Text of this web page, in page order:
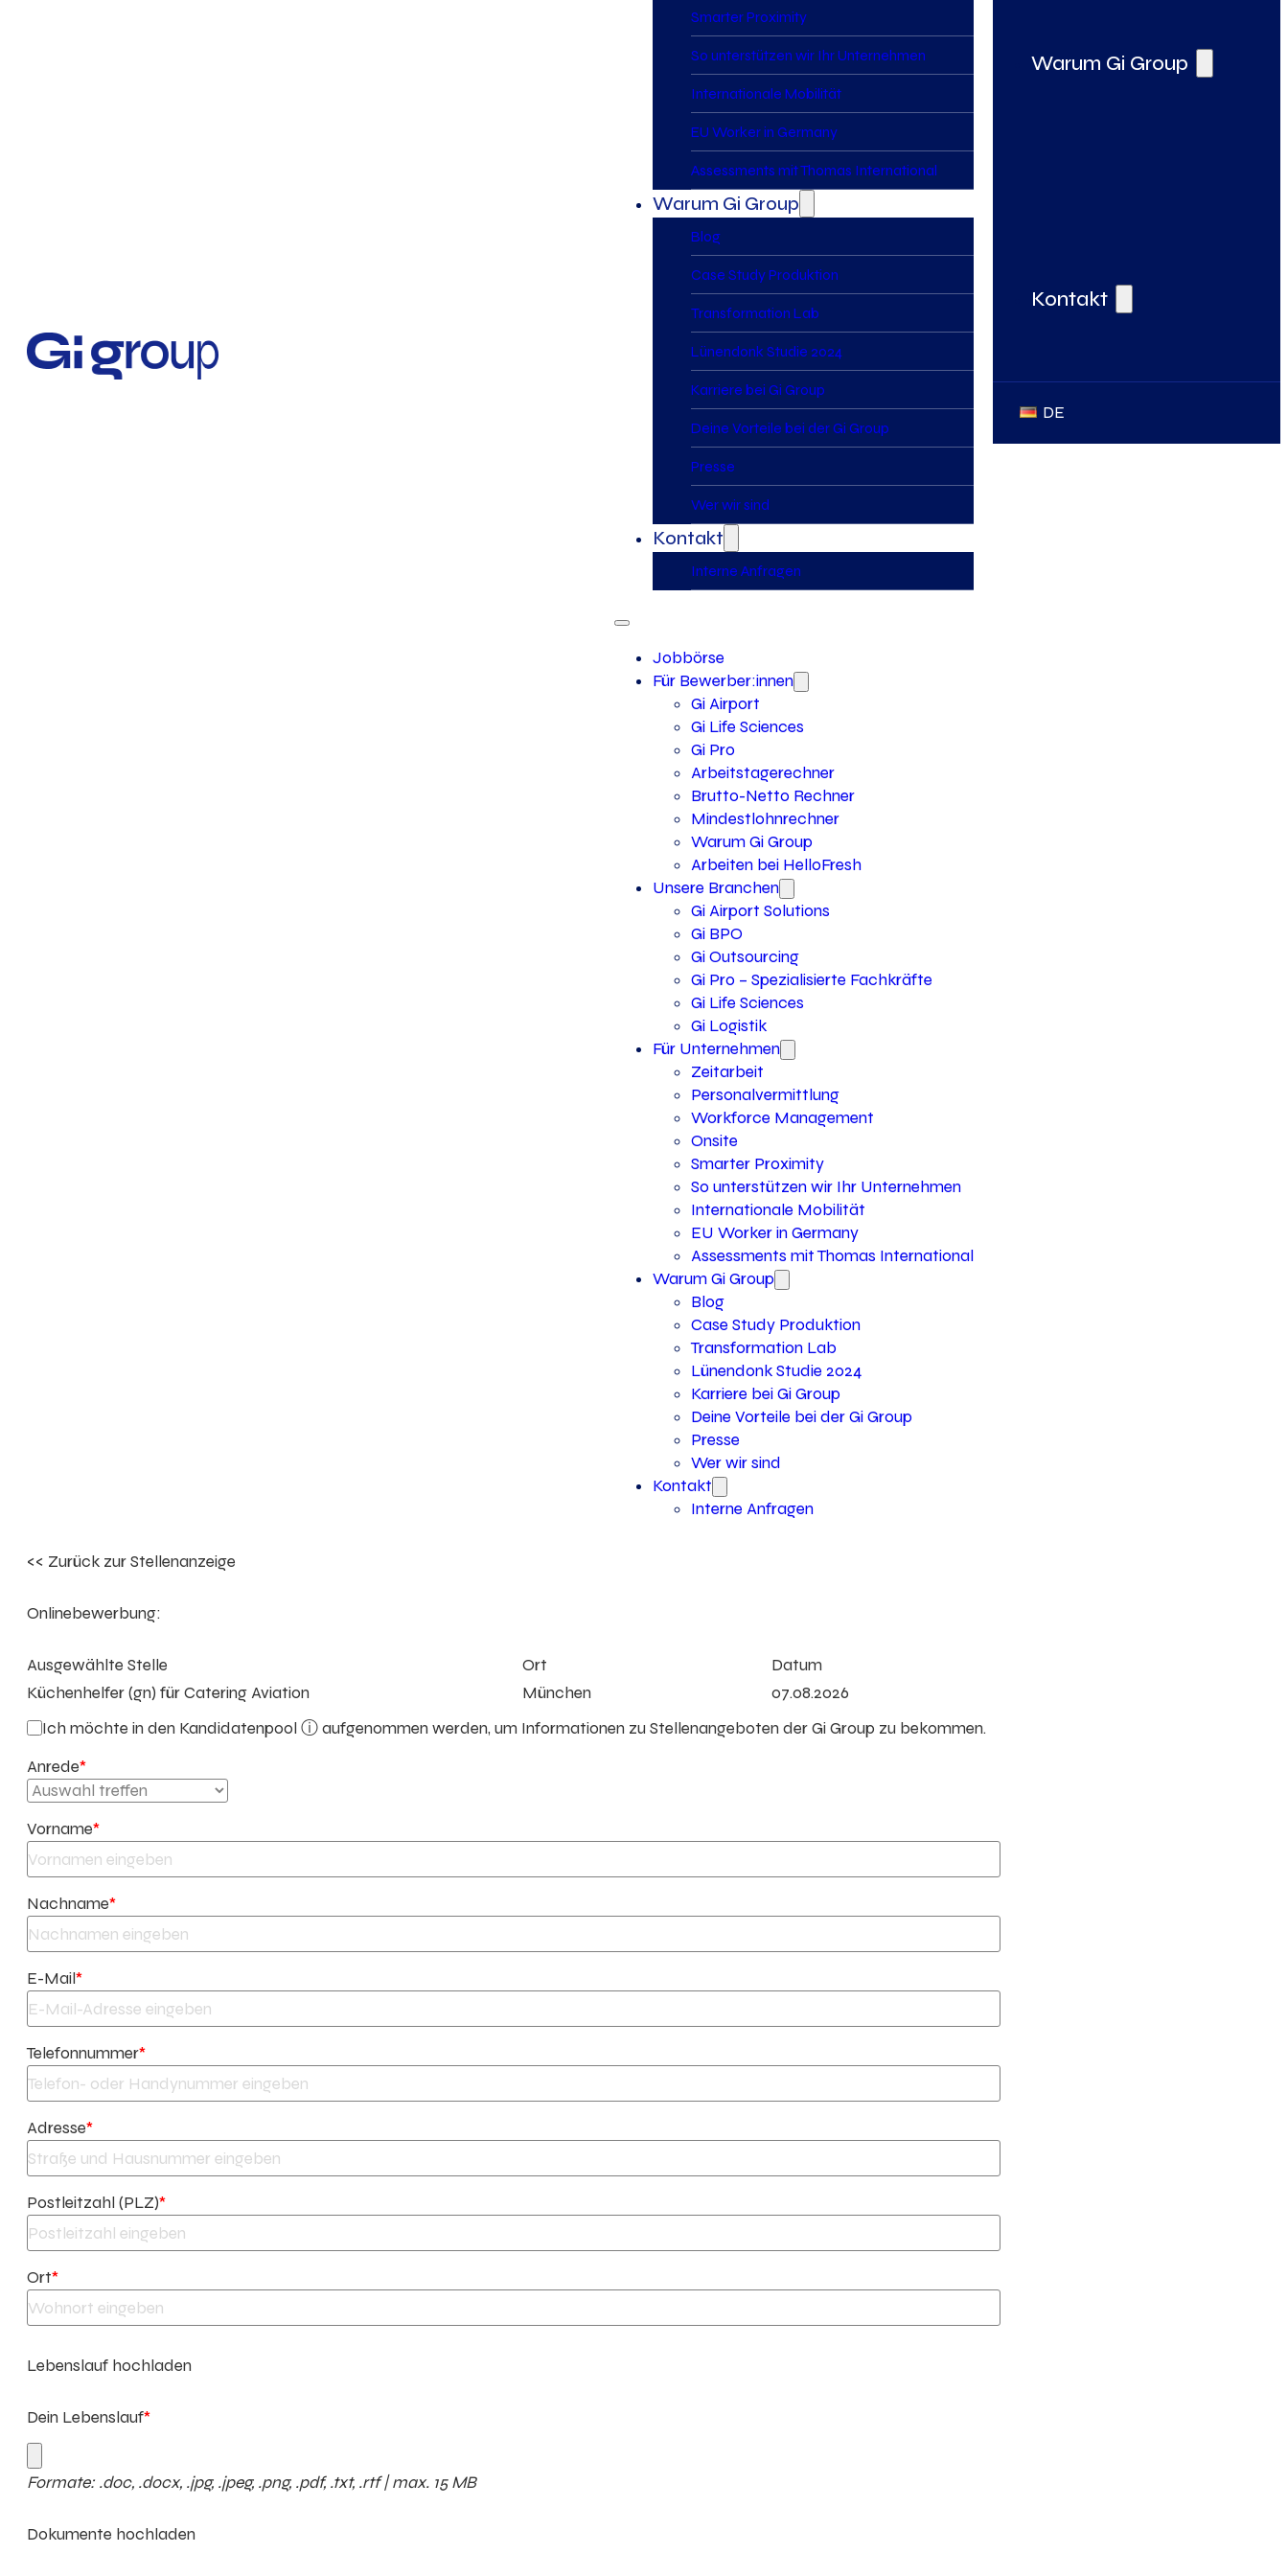
Smarter Proximity
So unterstützen wir Ihr Unternehmen
Internationale Mobilität
EU Worker in Germany
Assessments mit Thomas International
Warum Gi Group
Blog
Case Study Produktion
Transformation Lab
Lünendonk Studie 2024
Karriere bei Gi Group
Deine Vorteile bei der Gi Group
Presse
Wer wir sind
Kontakt
Interne Anfragen
Jobbörse
Für Bewerber:innen
Gi Airport
Gi Life Sciences
Gi Pro
Arbeitstagerechner
Brutto-Netto Rechner
Mindestlohnrechner
Warum Gi Group
Arbeiten bei HelloFresh
Unsere Branchen
Gi Airport Solutions
Gi BPO
Gi Outsourcing
Gi Pro – Spezialisierte Fachkräfte
Gi Life Sciences
Gi Logistik
Für Unternehmen
Zeitarbeit
Personalvermittlung
Workforce Management
Onsite
Smarter Proximity
So unterstützen wir Ihr Unternehmen
Internationale Mobilität
EU Worker in Germany
Assessments mit Thomas International
Warum Gi Group
Blog
Case Study Produktion
Transformation Lab
Lünendonk Studie 2024
Karriere bei Gi Group
Deine Vorteile bei der Gi Group
Presse
Wer wir sind
Kontakt
Interne Anfragen
Warum Gi Group
Kontakt
DE
<< Zurück zur Stellenanzeige
Onlinebewerbung:
Ausgewählte Stelle
Küchenhelfer (gn) für Catering Aviation
Ort
München
Datum
07.08.2026
Ich möchte in den Kandidatenpool ⓘaufgenommen werden, um Informationen zu Stellenangeboten der Gi Group zu bekommen.
Anrede*
Vorname*
Nachname*
E-Mail*
Telefonnummer*
Adresse*
Postleitzahl (PLZ)*
Ort*
Lebenslauf hochladen
Dein Lebenslauf*
Formate: .doc, .docx, .jpg, .jpeg, .png, .pdf, .txt, .rtf | max. 15 MB
Dokumente hochladen